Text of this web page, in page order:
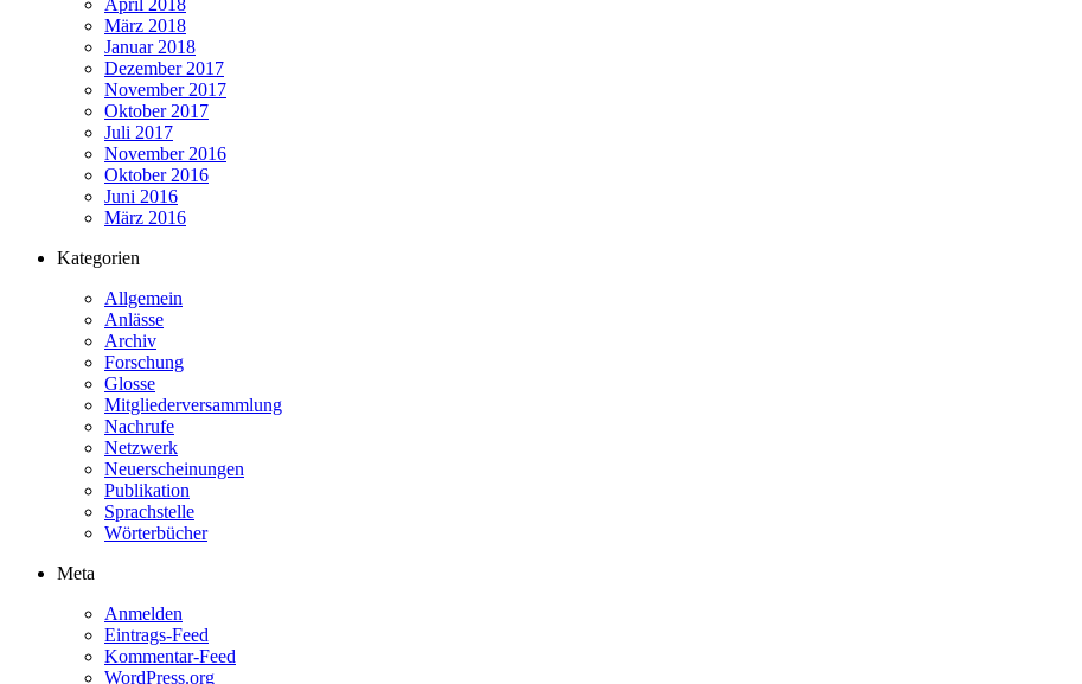
März 2018
Januar 2018
Dezember 2017
November 2017
Oktober 2017
Juli 2017
November 2016
Oktober 2016
Juni 2016
März 2016
Kategorien
Allgemein
Anlässe
Archiv
Forschung
Glosse
Mitgliederversammlung
Nachrufe
Netzwerk
Neuerscheinungen
Publikation
Sprachstelle
Wörterbücher
Meta
Anmelden
Eintrags-Feed
Kommentar-Feed
WordPress.org